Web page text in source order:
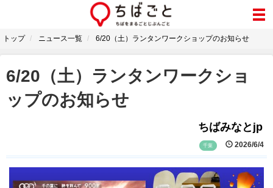
トップ ニュース一覧 6/20（土）ランタンワークショップのお知らせ
6/20（土）ランタンワークショ
ップのお知らせ
ちばみなとjp
千葉 2026/6/4